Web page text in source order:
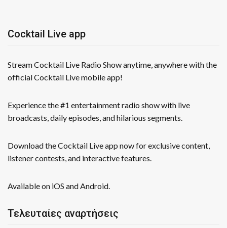
Cocktail Live app
Stream Cocktail Live Radio Show anytime, anywhere with the
official Cocktail Live mobile app!
Experience the #1 entertainment radio show with live
broadcasts, daily episodes, and hilarious segments.
Download the Cocktail Live app now for exclusive content,
listener contests, and interactive features.
Available on iOS and Android.
Τελευταίες αναρτήσεις